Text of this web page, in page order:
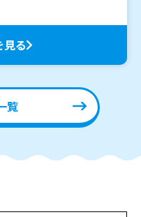
る
覧